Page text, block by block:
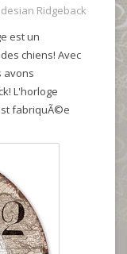
Ridgeback
est un
chiens! Avec
avons
L'horloge
fabriquÃ©e